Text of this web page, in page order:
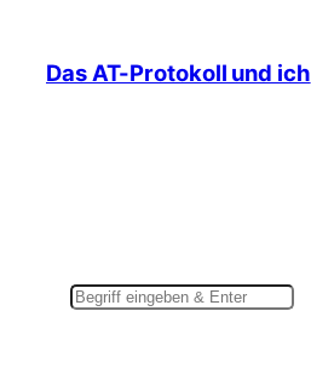
Das AT-Protokoll und ich